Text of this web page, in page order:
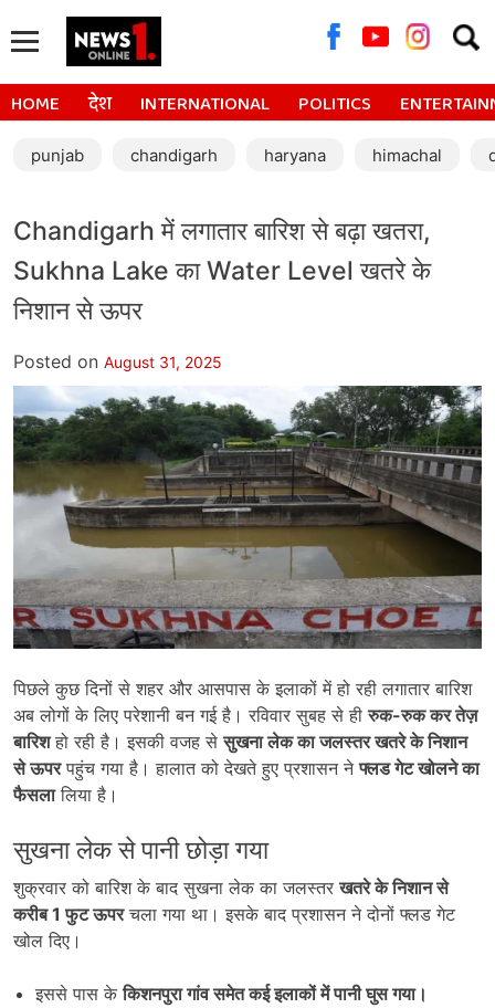
for:
HOME देश INTERNATIONAL POLITICS
punjab chandigarh haryana himachal
Chandigarh में लगातार बारिश से बढ़ा खतरा,
Sukhna Lake का Water Level खतरे के
निशान से ऊपर
Posted on August 31, 2025
पिछले कुछ दिनों से शहर और आसपास के इलाकों में हो रही लगातार बारिश
अब लोगों के लिए परेशानी बन गई है। रविवार सुबह से हीरुक-रुक कर तेज़
बारिशहो रही है। इसकी वजह सेसुखना लेक का जलस्तर खतरे के निशान
से ऊपरपहुंच गया है। हालात को देखते हुए प्रशासन नेफ्लड गेट खोलने का
फैसलालिया है।
सुखना लेक से पानी छोड़ा गया
शुक्रवार को बारिश के बाद सुखना लेक का जलस्तरखतरे के निशान से
करीब 1फुट ऊपरचला गया था। इसके बाद प्रशासन ने दोनों फ्लड गेट
खोल दिए।
इससे पास केकिशनपुरा गांव समेत कई इलाकों में पानी घुस गया।